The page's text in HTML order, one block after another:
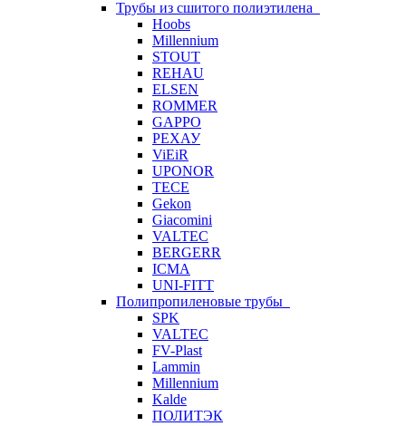
Трубы из сшитого полиэтилена
Hoobs
Millennium
STOUT
REHAU
ELSEN
ROMMER
GAPPO
РЕХАУ
ViEiR
UPONOR
TECE
Gekon
Giacomini
VALTEC
BERGERR
ICMA
UNI-FITT
Полипропиленовые трубы
SPK
VALTEC
FV-Plast
Lammin
Millennium
Kalde
ПОЛИТЭК